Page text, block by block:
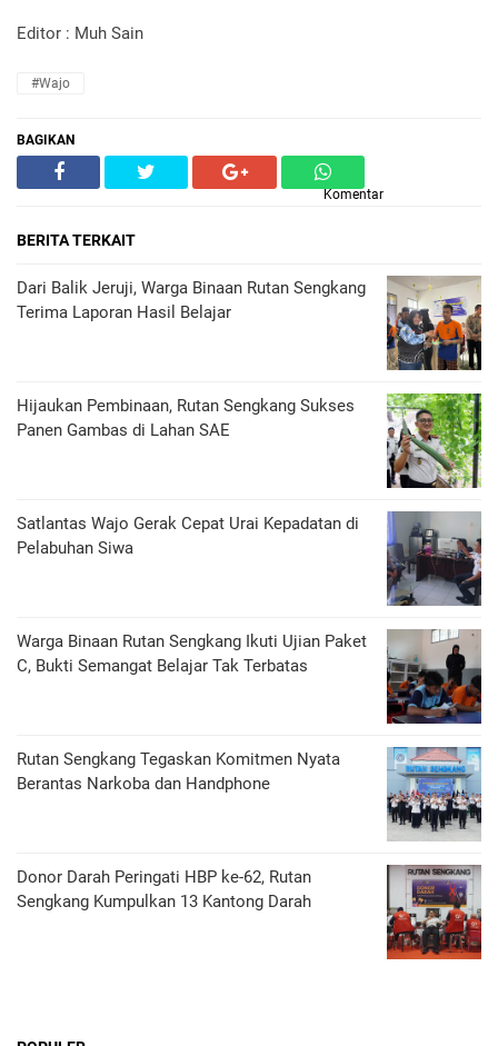
Editor : Muh Sain
#Wajo
BAGIKAN
Komentar
BERITA TERKAIT
Dari Balik Jeruji, Warga Binaan Rutan Sengkang
Terima Laporan Hasil Belajar
Hijaukan Pembinaan, Rutan Sengkang Sukses
Panen Gambas di Lahan SAE
Satlantas Wajo Gerak Cepat Urai Kepadatan di
Pelabuhan Siwa
Warga Binaan Rutan Sengkang Ikuti Ujian Paket
C, Bukti Semangat Belajar Tak Terbatas
Rutan Sengkang Tegaskan Komitmen Nyata
Berantas Narkoba dan Handphone
Donor Darah Peringati HBP ke-62, Rutan
Sengkang Kumpulkan 13 Kantong Darah